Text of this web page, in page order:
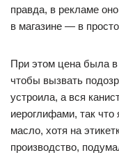
правда, в рекламе
в магазине — в
При этом цена была
чтобы вызвать
устроила, а вся
иероглифами, так что
масло, хотя на
производство,